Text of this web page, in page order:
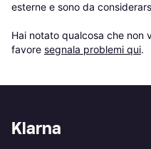
esterne e sono da
Hai notato qualcosa che non
favore segnala problemi qui.
Klarna